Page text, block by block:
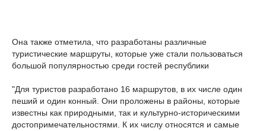
Она также отметила, что разработаны различные
туристические маршруты, которые уже стали пользоваться
большой популярностью среди гостей республики
"Для туристов разработано 16 маршрутов, в их числе один
пеший и один конный. Они проложены в районы, которые
известны как природными, так и культурно-историческими
достопримечательностями. К их числу относятся и самые